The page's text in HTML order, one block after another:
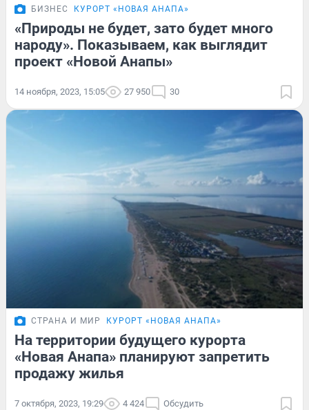
БИЗНЕС КУРОРТ «НОВАЯ АНАПА»
«Природы не будет, зато будет много
народу». Показываем, как выглядит
проект «Новой Анапы»
14 ноября, 2023, 15:05 27 950 30
СТРАНА И МИР КУРОРТ «НОВАЯ АНАПА»
На территории будущего курорта
«Новая Анапа» планируют запретить
продажу жилья
7 октября, 2023, 19:29 4 424 Обсудить